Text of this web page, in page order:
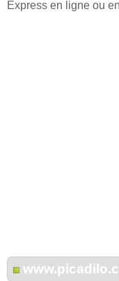
Express en ligne ou